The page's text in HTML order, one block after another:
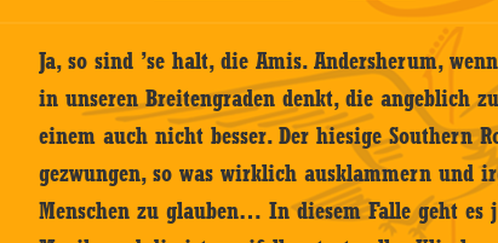
Ja, so sind ’se halt, die Amis. Andersherum,
in unseren Breitengraden denkt, die angeblich
einem auch nicht besser. Der hiesige Southern
gezwungen, so was wirklich ausklammern und
Menschen zu glauben… In diesem Falle geht